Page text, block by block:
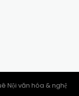
Nội văn hóa & nghệ